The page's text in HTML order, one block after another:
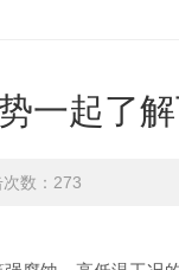
一起了
数：273